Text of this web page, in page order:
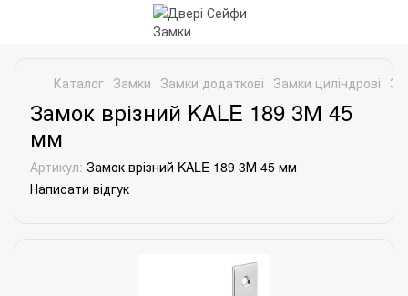
Каталог Замки Замки додаткові Замки циліндрові
Замок врізний KALE 189 3М 45
мм
Артикул: Замок врізний KALE 189 3М 45 мм
Написати відгук